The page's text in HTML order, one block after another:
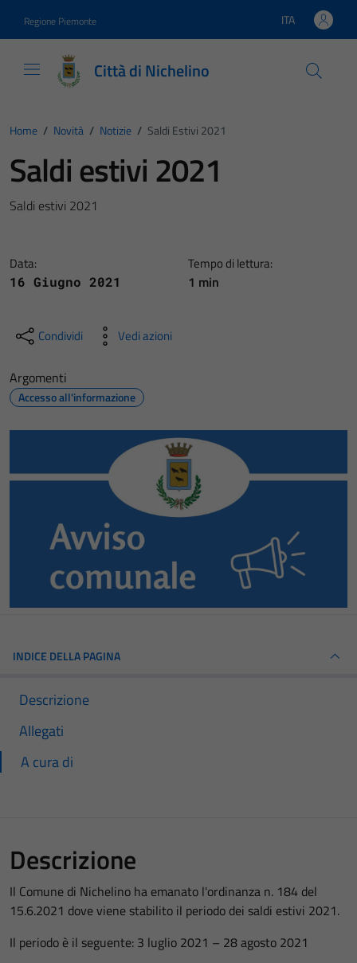
Regione Piemonte Lingua attiva:
ITA
Città di Nichelino
Home / Novità / Notizie / Saldi Estivi 2021
Saldi estivi 2021
Saldi estivi 2021
Data:
16 Giugno 2021
Tempo di lettura:
1 min
Condividi Vedi azioni
Argomenti
Accesso all'informazione
INDICE DELLA PAGINA
Descrizione
Allegati
A cura di
Descrizione
Il Comune di Nichelino ha emanato l'ordinanza n. 184 del
15.6.2021 dove viene stabilito il periodo dei saldi estivi 2021.
Il periodo è il seguente: 3 luglio 2021 – 28 agosto 2021